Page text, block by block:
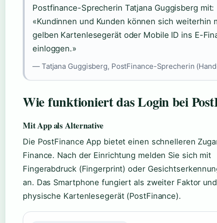
Postfinance-Sprecherin Tatjana Guggisberg mit:
«Kundinnen und Kunden können sich weiterhin
gelben Kartenlesegerät oder Mobile ID ins E-
einloggen.»
— Tatjana Guggisberg, PostFinance-Sprecherin
Wie funktioniert das Login bei
Mit App als Alternative
Die PostFinance App bietet einen schnelleren
Finance. Nach der Einrichtung melden Sie sich mit
Fingerabdruck (Fingerprint) oder
an. Das Smartphone fungiert als zweiter Faktor
physische Kartenlesegerät (PostFinance).